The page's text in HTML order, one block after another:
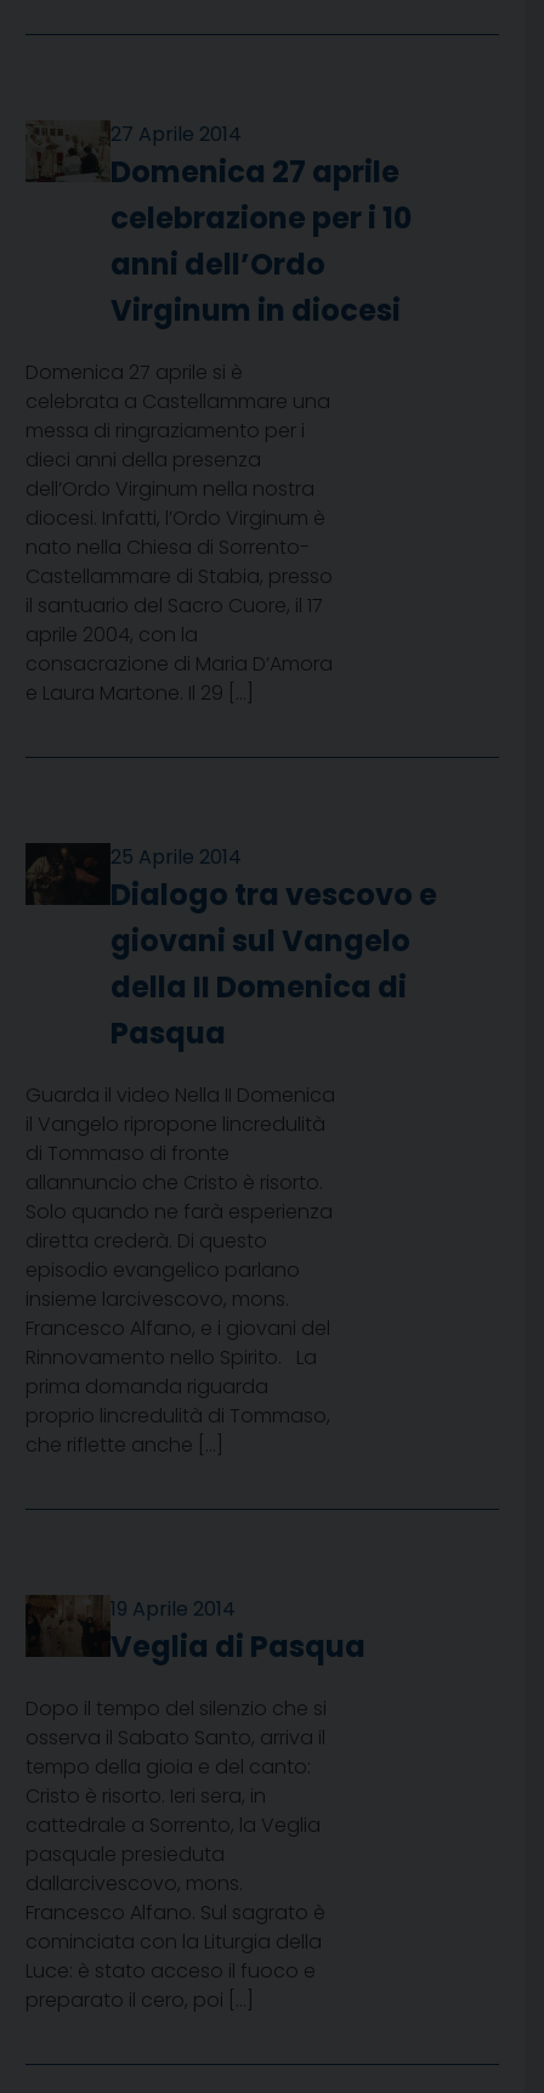
27 Aprile 2014
Domenica 27 aprile
celebrazione per i 10
anni dell’Ordo
Virginum in diocesi
Domenica 27 aprile si è
celebrata a Castellammare una
messa di ringraziamento per i
dieci anni della presenza
dell’Ordo Virginum nella nostra
diocesi. Infatti, l’Ordo Virginum è
nato nella Chiesa di Sorrento-
Castellammare di Stabia, presso
il santuario del Sacro Cuore, il 17
aprile 2004, con la
consacrazione di Maria D’Amora
e Laura Martone. Il 29 […]
25 Aprile 2014
Dialogo tra vescovo e
giovani sul Vangelo
della II Domenica di
Pasqua
Guarda il video Nella II Domenica
il Vangelo ripropone lincredulità
di Tommaso di fronte
allannuncio che Cristo è risorto.
Solo quando ne farà esperienza
diretta crederà. Di questo
episodio evangelico parlano
insieme larcivescovo, mons.
Francesco Alfano, e i giovani del
Rinnovamento nello Spirito. La
prima domanda riguarda
proprio lincredulità di Tommaso,
che riflette anche […]
19 Aprile 2014
Veglia di Pasqua
Dopo il tempo del silenzio che si
osserva il Sabato Santo, arriva il
tempo della gioia e del canto:
Cristo è risorto. Ieri sera, in
cattedrale a Sorrento, la Veglia
pasquale presieduta
dallarcivescovo, mons.
Francesco Alfano. Sul sagrato è
cominciata con la Liturgia della
Luce: è stato acceso il fuoco e
preparato il cero, poi […]